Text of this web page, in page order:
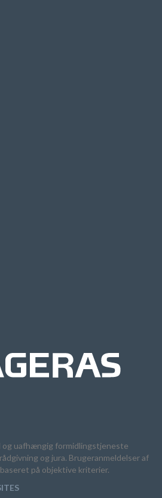
og uafhængig formidlingstjeneste
og jura. Brugeranmeldelser af
på objektive kriterier.